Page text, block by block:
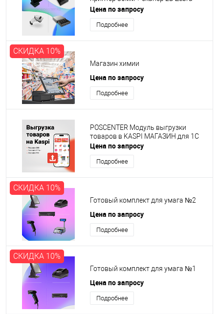
2208 + денежный ящик авто 410мм
Цена по запросу
Подробнее
СКИДКА 10%
Магазин химии
Цена по запросу
Подробнее
POSCENTER Модуль выгрузки
товаров в KASPI МАГАЗИН для 1С
Цена по запросу
Подробнее
СКИДКА 10%
Готовый комплект для умага №2
Цена по запросу
Подробнее
СКИДКА 10%
Готовый комплект для умага №1
Цена по запросу
Подробнее